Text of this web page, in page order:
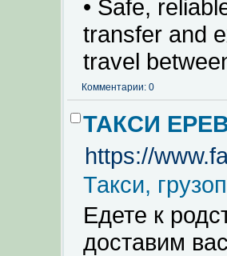
• Safe,
transfer and
travel
Комментарии: 0
ТАКСИ
https://
Такси,
Едете к
доставим